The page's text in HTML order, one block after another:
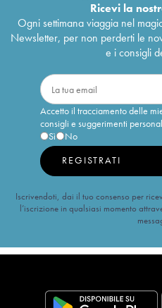
Ricevi la
Ogni settimana viaggia nel
Newsletter, per non perderti le
e i consigli
Accetto il tracciamento delle
consigli e suggerimenti
Sì
No
REGISTRATI
Iscrivendoti, dai il tuo consenso per
l’iscrizione in qualsiasi momento